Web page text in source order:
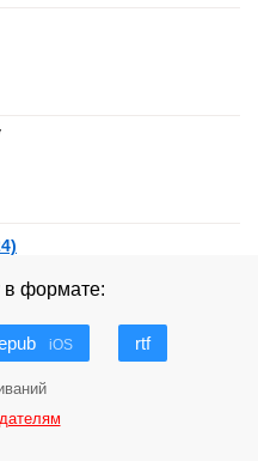
в формате:
iOS rtf